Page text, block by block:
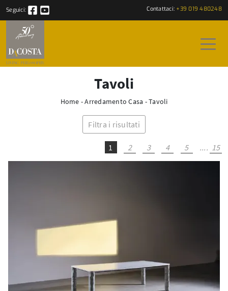
Seguici: Contattaci: +39 019 480248
Tavoli
Home -Arredamento Casa -Tavoli
Filtra i risultati
1 2 3 4 5 .... 15